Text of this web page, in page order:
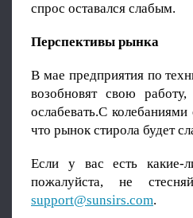
спрос оставался слабым.
Перспективы рынка
В мае предприятия по
возобновят свою
ослабевать.С
что рынок стирола будет
Если у вас есть какие-
пожалуйста, не
support@sunsirs.com.